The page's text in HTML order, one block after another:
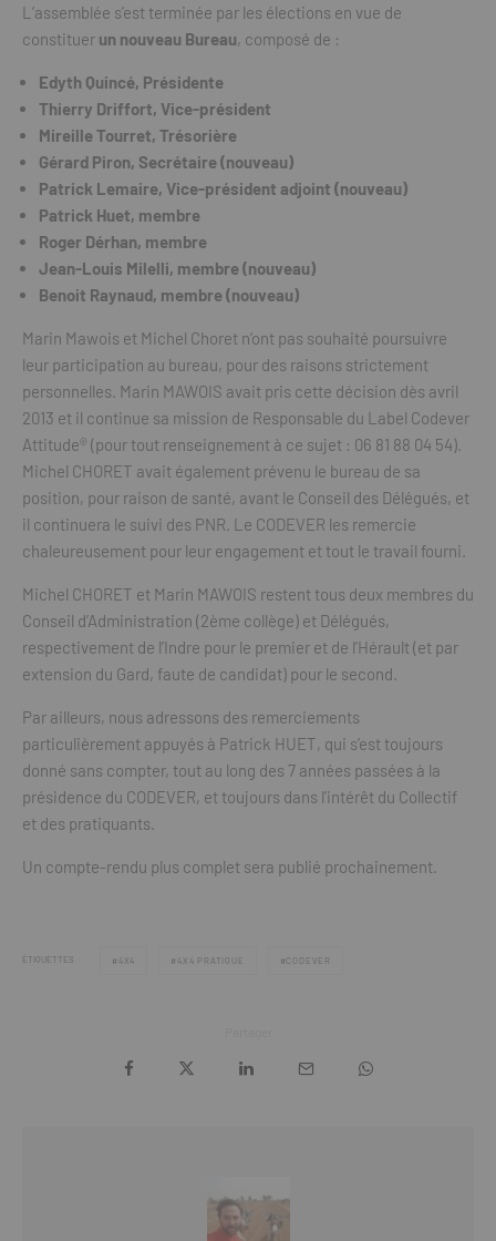
L’assemblée s’est terminée par les élections en vue de
constituer un nouveau Bureau, composé de :
Edyth Quincé, Présidente
Thierry Driffort, Vice-président
Mireille Tourret, Trésorière
Gérard Piron, Secrétaire (nouveau)
Patrick Lemaire, Vice-président adjoint (nouveau)
Patrick Huet, membre
Roger Dérhan, membre
Jean-Louis Milelli, membre (nouveau)
Benoit Raynaud, membre (nouveau)
Marin Mawois et Michel Choret n’ont pas souhaité poursuivre
leur participation au bureau, pour des raisons strictement
personnelles. Marin MAWOIS avait pris cette décision dès avril
2013 et il continue sa mission de Responsable du Label Codever
Attitude® (pour tout renseignement à ce sujet : 06 81 88 04 54).
Michel CHORET avait également prévenu le bureau de sa
position, pour raison de santé, avant le Conseil des Délégués, et
il continuera le suivi des PNR. Le CODEVER les remercie
chaleureusement pour leur engagement et tout le travail fourni.
Michel CHORET et Marin MAWOIS restent tous deux membres du
Conseil d’Administration (2ème collège) et Délégués,
respectivement de l’Indre pour le premier et de l’Hérault (et par
extension du Gard, faute de candidat) pour le second.
Par ailleurs, nous adressons des remerciements
particulièrement appuyés à Patrick HUET, qui s’est toujours
donné sans compter, tout au long des 7 années passées à la
présidence du CODEVER, et toujours dans l’intérêt du Collectif
et des pratiquants.
Un compte-rendu plus complet sera publié prochainement.
ÉTIQUETTES 4X4 4X4 PRATIQUE CODEVER